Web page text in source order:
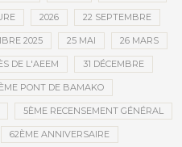
2026 22 SEPTEMBRE
2025 25 MAI 26 MARS
DE L'AEEM 31 DÉCEMBRE
PONT DE BAMAKO
5ÈME RECENSEMENT GÉNÉRAL
62ÈME ANNIVERSAIRE